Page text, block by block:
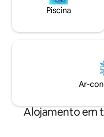
Piscina
Ar-
Alojamento em